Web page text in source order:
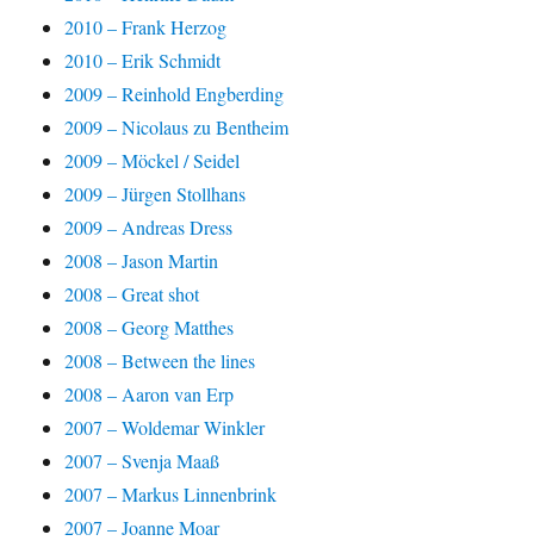
2010 – Frank Herzog
2010 – Erik Schmidt
2009 – Reinhold Engberding
2009 – Nicolaus zu Bentheim
2009 – Möckel / Seidel
2009 – Jürgen Stollhans
2009 – Andreas Dress
2008 – Jason Martin
2008 – Great shot
2008 – Georg Matthes
2008 – Between the lines
2008 – Aaron van Erp
2007 – Woldemar Winkler
2007 – Svenja Maaß
2007 – Markus Linnenbrink
2007 – Joanne Moar